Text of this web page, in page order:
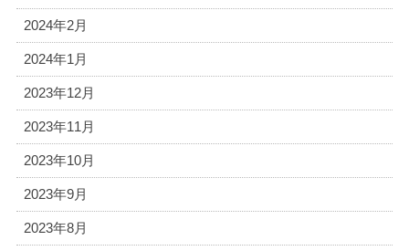
2024年2月
2024年1月
2023年12月
2023年11月
2023年10月
2023年9月
2023年8月